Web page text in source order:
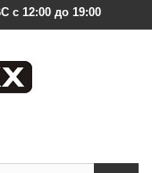
с 12:00 до 19:00